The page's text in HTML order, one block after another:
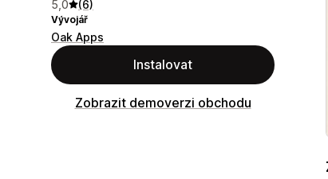
5,0 (6)
Vývojář
Oak Apps
Instalovat
Zobrazit demoverzi obchodu